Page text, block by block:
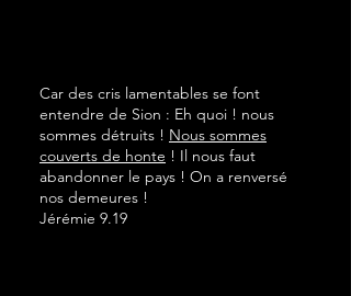
Car des cris lamentables se font
entendre de Sion : Eh quoi ! nous
sommes détruits ! Nous sommes
couverts de honte ! Il nous faut
abandonner le pays ! On a renversé
nos demeures !
Jérémie 9.19